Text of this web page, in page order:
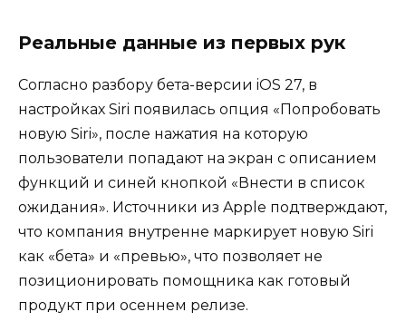
Реальные данные из первых рук
Согласно разбору бета-версии iOS 27, в
настройках Siri появилась опция «Попробовать
новую Siri», после нажатия на которую
пользователи попадают на экран с описанием
функций и синей кнопкой «Внести в список
ожидания». Источники из Apple подтверждают,
что компания внутренне маркирует новую Siri
как «бета» и «превью», что позволяет не
позиционировать помощника как готовый
продукт при осеннем релизе.